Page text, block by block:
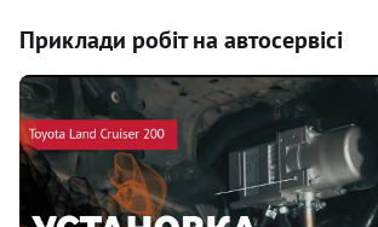
Приклади робіт на автосервісі